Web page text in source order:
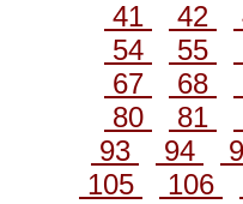
41
42
54
55
67
68
80
81
93
94
105
106